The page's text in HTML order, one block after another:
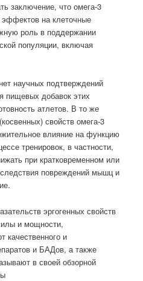
заключение, что омега-3
на клеточные
роль в поддержании
популяции, включая
научных подтверждений
пищевых добавок этих
атлетов. В то же
свойств омега-3
влияние на функцию
тренировок, в частности,
при кратковременном или
повреждений мышц и
эргогенных свойств
и мощности,
качественного и
и БАДов, а также
в своей обзорной